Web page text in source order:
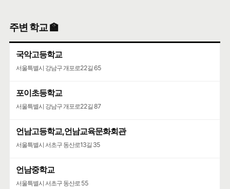
주변 학교 🏫
국악고등학교
서울특별시 강남구 개포로22길 65
포이초등학교
서울특별시 강남구 개포로22길 87
언남고등학교,언남교육문화회관
서울특별시 서초구 동산로13길 35
언남중학교
서울특별시 서초구 동산로 55